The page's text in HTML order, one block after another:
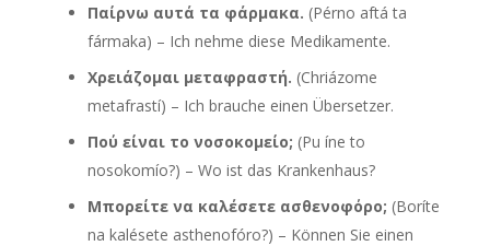
Παίρνω αυτά τα φάρμακα. (Pérno aftá ta
fármaka) – Ich nehme diese Medikamente.
Χρειάζομαι μεταφραστή. (Chriázome
metafrastí) – Ich brauche einen Übersetzer.
Πού είναι το νοσοκομείο; (Pu íne to
nosokomío?) – Wo ist das Krankenhaus?
Μπορείτε να καλέσετε ασθενοφόρο; (Boríte
na kalésete asthenofóro?) – Können Sie einen